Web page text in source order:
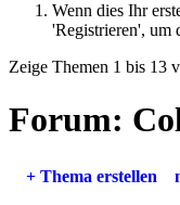
Wenn dies Ihr
'Registrieren', um
Zeige Themen 1 bis 13
Forum:
+ Thema erstellen